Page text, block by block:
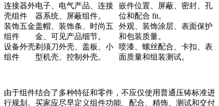
连接器外
壳组件
电子、电气产品、连接
器系统、屏蔽组件。
嵌件位置、屏蔽、密封、孔
位和配合 fit。
装饰五金
组件
盖帽、装饰条、时尚五
金、可见产品细节。
外观、装饰涂层、表面保护
和包装质量。
设备外壳
组件
剃须刀外壳、盖板、小
型机壳、控制外壳。
喷漆、螺丝配合、卡扣、表
面质量和组装测试。
由于组件结合了多种特征和零件，不应仅使用普通压铸标准进
行规划。买家应尽早定义组件功能、配合、精饰、测试和交付